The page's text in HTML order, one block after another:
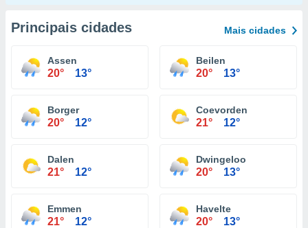
Principais cidades Mais cidades
Assen
20° 13°
Beilen
20° 13°
Borger
20° 12°
Coevorden
21° 12°
Dalen
21° 12°
Dwingeloo
20° 13°
Emmen
21° 12°
Havelte
20° 13°